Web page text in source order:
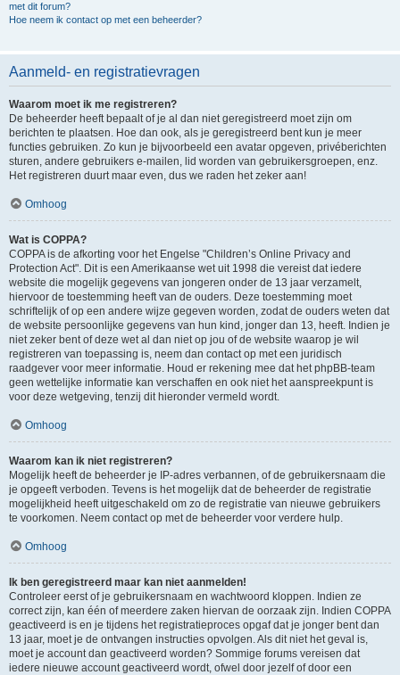
met dit forum?
Hoe neem ik contact op met een beheerder?
Aanmeld- en registratievragen
Waarom moet ik me registreren?
De beheerder heeft bepaalt of je al dan niet geregistreerd moet zijn om
berichten te plaatsen. Hoe dan ook, als je geregistreerd bent kun je meer
functies gebruiken. Zo kun je bijvoorbeeld een avatar opgeven, privéberichten
sturen, andere gebruikers e-mailen, lid worden van gebruikersgroepen, enz.
Het registreren duurt maar even, dus we raden het zeker aan!
Omhoog
Wat is COPPA?
COPPA is de afkorting voor het Engelse "Children’s Online Privacy and
Protection Act". Dit is een Amerikaanse wet uit 1998 die vereist dat iedere
website die mogelijk gegevens van jongeren onder de 13 jaar verzamelt,
hiervoor de toestemming heeft van de ouders. Deze toestemming moet
schriftelijk of op een andere wijze gegeven worden, zodat de ouders weten dat
de website persoonlijke gegevens van hun kind, jonger dan 13, heeft. Indien je
niet zeker bent of deze wet al dan niet op jou of de website waarop je wil
registreren van toepassing is, neem dan contact op met een juridisch
raadgever voor meer informatie. Houd er rekening mee dat het phpBB-team
geen wettelijke informatie kan verschaffen en ook niet het aanspreekpunt is
voor deze wetgeving, tenzij dit hieronder vermeld wordt.
Omhoog
Waarom kan ik niet registreren?
Mogelijk heeft de beheerder je IP-adres verbannen, of de gebruikersnaam die
je opgeeft verboden. Tevens is het mogelijk dat de beheerder de registratie
mogelijkheid heeft uitgeschakeld om zo de registratie van nieuwe gebruikers
te voorkomen. Neem contact op met de beheerder voor verdere hulp.
Omhoog
Ik ben geregistreerd maar kan niet aanmelden!
Controleer eerst of je gebruikersnaam en wachtwoord kloppen. Indien ze
correct zijn, kan één of meerdere zaken hiervan de oorzaak zijn. Indien COPPA
geactiveerd is en je tijdens het registratieproces opgaf dat je jonger bent dan
13 jaar, moet je de ontvangen instructies opvolgen. Als dit niet het geval is,
moet je account dan geactiveerd worden? Sommige forums vereisen dat
iedere nieuwe account geactiveerd wordt, ofwel door jezelf of door een